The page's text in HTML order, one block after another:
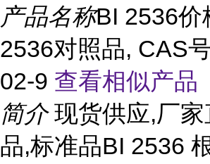
产品名称BI 2536价
2536对照品, CAS
02-9 查看相似产品
简介 现货供应,厂家
品,标准品BI 2536